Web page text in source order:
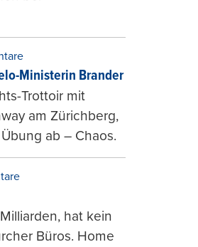
Ministerin Brander
Trottoir mit
am Zürichberg,
ab – Chaos.
hat kein
Büros. Home